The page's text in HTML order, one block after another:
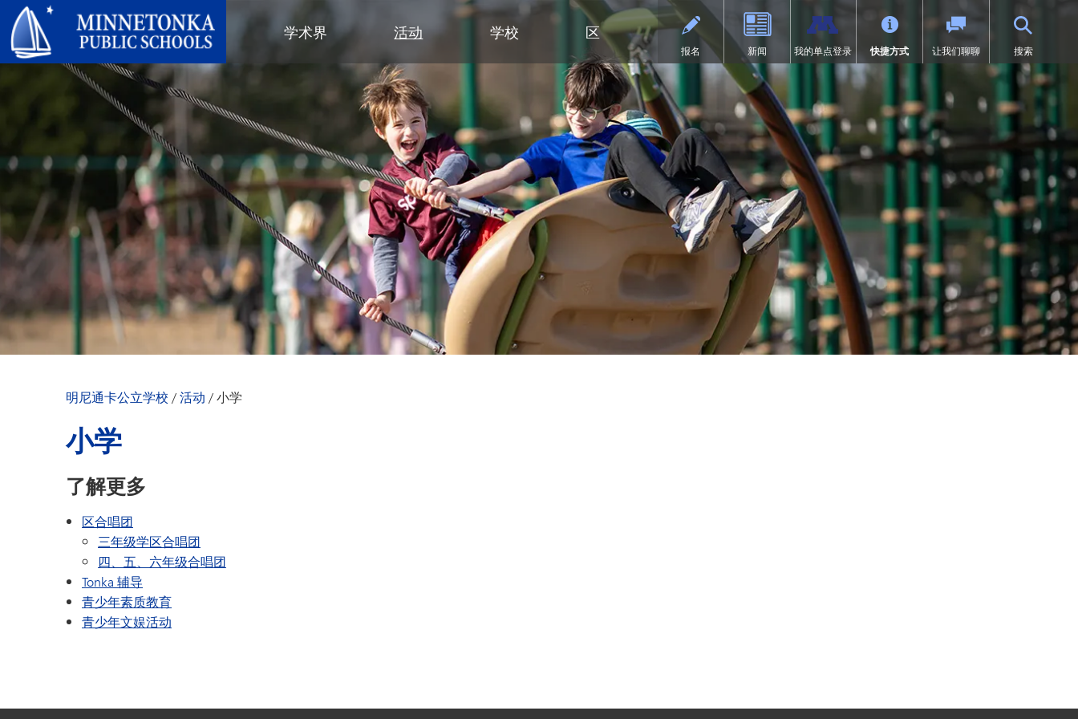
明尼通卡公立学校
学术界
地区项目
进阶学习
计算机科学与编程
数字健康与保健
语言沉浸式教学
音乐选项
“导航员”计划
奥尔维斯反欺凌项目
Tonka 在线
学前教育
幼儿筛查
幼儿家庭教育（ECFE）
幼儿特殊教育（ECSE）
“小探险家”托儿所
小学网站链接
小学美术
沉浸式教学选项（幼儿园至五年
级）
Kindergarten at Minnetonka
读写能力计划
高中（9-12年级）
学术荣誉
大学先修课程（AP）
毕业设计
美术
毕业要求
国际文凭（IB）
国际研究
语言沉浸式课程（9-12年级）
明尼通卡研究
MOMENTUM：航空、汽车、建筑
“引领未来”项目
船长日志 | MHS 课程目录
Tonka Online（增刊）
初中（6-8年级）
学术荣誉
课程目录
语言沉浸式教学（6-8年级）
活动
全区
卓越庆典
服务庆典
社区教育
有目标的育儿
“为更绿色的未来”再利用与回收活
动
Tonka 提供
区合唱团
Tonka 辅导
青少年素质教育
青少年文娱活动
活动 - MMW
高中活动
社团与拓展活动
联系我们
明尼通卡合唱团（在新窗口/标签页中打开）
明尼通卡部落（在新窗口/标签页中打开）
明尼通卡管弦乐团 （在新窗口/标签页中打开）
明尼通卡剧院（在新窗口/标签页中打开）
注册（在新窗口/标签页中打开）
学生会
高中体育
设施
常见问题
联系我们
注册（在新窗口/标签页中打开）
体育
体育快讯
门票
学校
社区教育
明尼通卡幼儿园与ECFE
探索者（托儿所）
青年
成人课程
活动
小学
清泉小学
迪普黑文小学
埃克塞尔西尔小学
格罗夫兰小学
明尼瓦什塔小学
风景高地小学
初中
东初中
西初中
高中
明尼通卡高中
过渡教育
SAIL 过渡计划
在线学习
Tonka 在线
区
领导力
年度报告
学区政策
校董会
校长
关于明尼通卡学区
区域地图
（在新窗口/标签页中打开）
使命、信念与愿景
家长与学生手册
引以为豪之处
员工名录
部门
预算与财务
招标与提案征集
通信
设施使用与租赁
人力资源
营养服务
居民及公开招募
安全与安保
教学
技术
测试与评估
交通
合作伙伴
后援会
案例
钻石俱乐部（在新窗口/标签页中打开）
家庭协作
明尼通卡校友会
明尼通卡基金会
斯基珀斯助威俱乐部
项目
1:1 iPad 信息
第504条
预防欺凌
数字健康与保健
英语学习者 (EL)
医疗服务
居家
符合《麦金尼-文托法案》资格的
学生
明尼通卡美洲原住民教育项目
特殊教育
第一章
《第九条》
报名 新闻 我的单点登录 快捷方式 让我们聊聊 搜索
明尼通卡公立学校 /活动 /小学
小学
了解更多
区合唱团
三年级学区合唱团
四、五、六年级合唱团
Tonka 辅导
青少年素质教育
青少年文娱活动